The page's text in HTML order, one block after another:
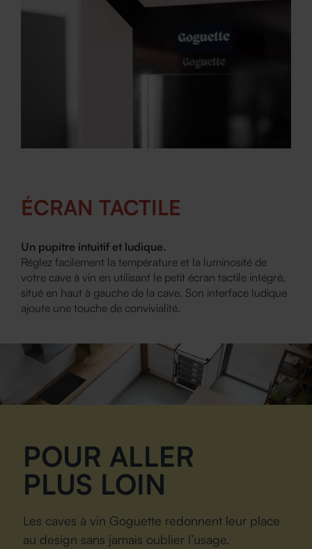
ÉCRAN TACTILE
Un pupitre intuitif et ludique.
Réglez facilement la température et la luminosité de
votre cave à vin en utilisant le petit écran tactile intégré,
situé en haut à gauche de la cave. Son interface ludique
ajoute une touche de convivialité.
POUR ALLER
PLUS LOIN
Les caves à vin Goguette redonnent leur place
au design sans jamais oublier l’usage.